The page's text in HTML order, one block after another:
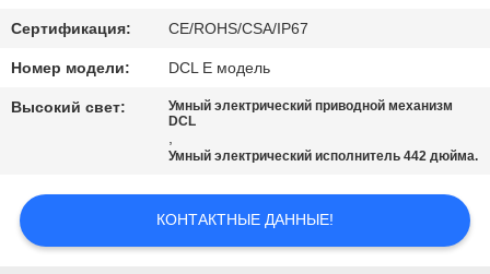
СВЯЖИТЕСЬ
МЫ
СПРОСИТЕ
中
Сертификация: CE/ROHS/CSA/IP67
Номер модели: DCL E модель
Высокий свет:
Умный электрический приводной механизм
DCL
,
Умный электрический исполнитель 442 дюйма.
КОНТАКТНЫЕ ДАННЫЕ!